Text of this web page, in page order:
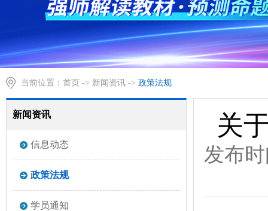
当前位置： 首页 -> 新闻资讯 -> 政策法规
新闻资讯
信息动态
政策法规
学员通知
关
发布